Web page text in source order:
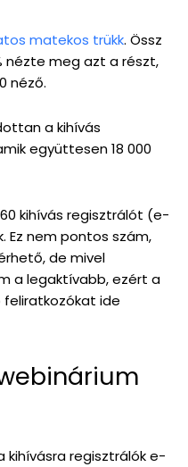
matekos trükk. Össz
nézte meg azt a részt,
néző.
a kihívás
együttesen 18 000
kihívás regisztrálót (e-
nem pontos szám,
de mivel
a legaktívabb, ezért a
ide
regisztrálók e-